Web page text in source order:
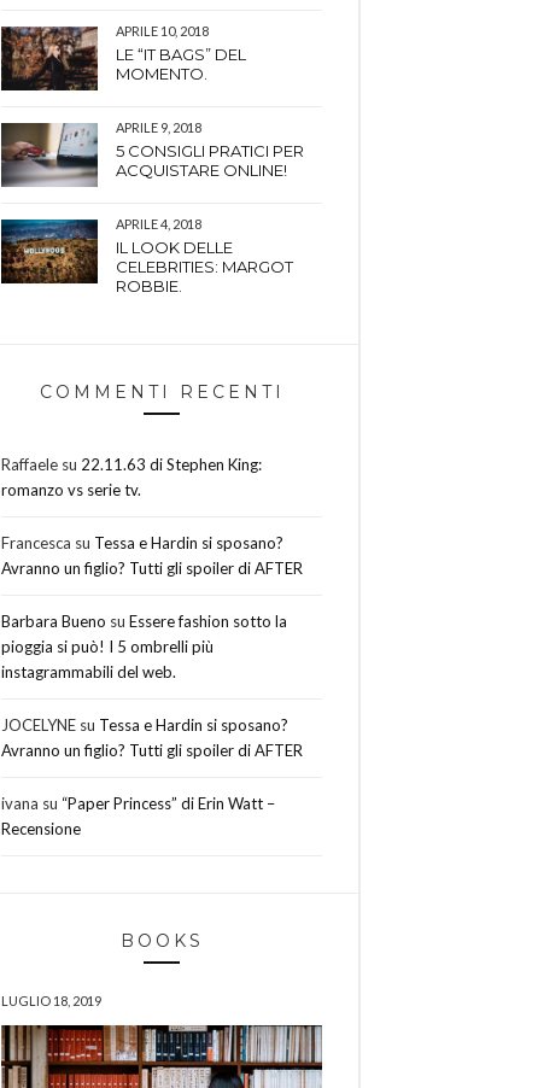
APRILE 10, 2018
LE “IT BAGS” DEL
MOMENTO.
APRILE 9, 2018
5 CONSIGLI PRATICI PER
ACQUISTARE ONLINE!
APRILE 4, 2018
IL LOOK DELLE
CELEBRITIES: MARGOT
ROBBIE.
COMMENTI RECENTI
Raffaele su 22.11.63 di Stephen King:
romanzo vs serie tv.
Francesca su Tessa e Hardin si sposano?
Avranno un figlio? Tutti gli spoiler di AFTER
Barbara Bueno su Essere fashion sotto la
pioggia si può! I 5 ombrelli più
instagrammabili del web.
JOCELYNE su Tessa e Hardin si sposano?
Avranno un figlio? Tutti gli spoiler di AFTER
ivana su “Paper Princess” di Erin Watt –
Recensione
BOOKS
LUGLIO 18, 2019